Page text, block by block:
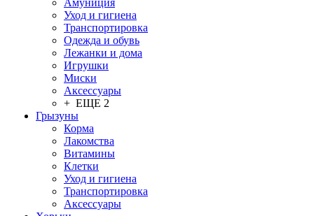
Амуниция
Уход и гигиена
Транспортировка
Одежда и обувь
Лежанки и дома
Игрушки
Миски
Аксессуары
+ ЕЩЕ 2
Грызуны
Корма
Лакомства
Витамины
Клетки
Уход и гигиена
Транспортировка
Аксессуары